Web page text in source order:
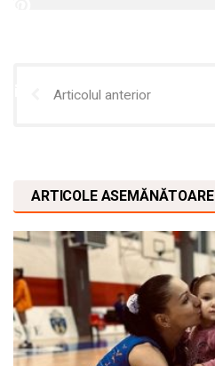
Articolul anterior
ARTICOLE ASEMĂNĂTOARE